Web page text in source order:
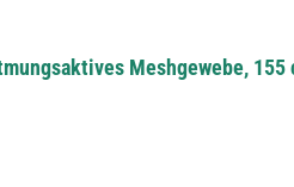
Meshgewebe, 155